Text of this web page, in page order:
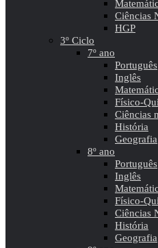
Ciências
HGP
3º Ciclo
7º ano
Português
Inglês
Físico-
Ciências
História
Geografia
8º ano
Português
Inglês
Físico-
Ciências
História
Geografia